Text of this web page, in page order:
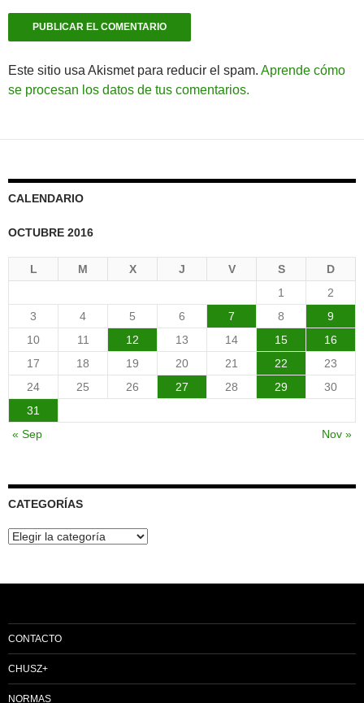
Este sitio usa Akismet para reducir el spam. Aprende cómo
se procesan los datos de tus comentarios.
CALENDARIO
OCTUBRE 2016
L M X J V S
D
1
2
3
4 5 6 7 8
9
10
11 12 13 14 15
16
17
18 19 20 21 22
23
24
25 26 27 28 29
30
31
« Sep
Nov »
CATEGORÍAS
Categorías
CONTACTO
CHUSZ+
NORMAS